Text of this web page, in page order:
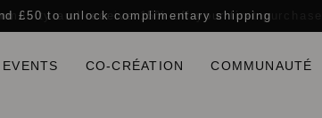
£50 and receive 15% offyour first
EVENTS CO-CRÉATION COMMUNAUTÉ